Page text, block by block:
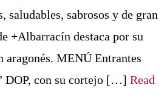
saludables, sabrosos y de gran
+Albarracín destaca por su
aragonés. MENÚ Entrantes
DOP, con su cortejo […] Read